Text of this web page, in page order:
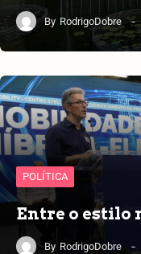
By RodrigoDobre
POLÍTICA
Entre o estilo
By RodrigoDobre